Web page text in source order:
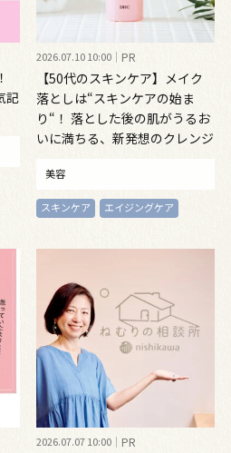
記
2026.07.10 10:00 PR
【50代のスキンケア】メイク
落としは“スキンケアの始ま
り“！ 落とした後の肌がうるお
いに満ちる、新発想のクレンジ
美容
スキンケア エイジングケア
2026.07.07 10:00 PR